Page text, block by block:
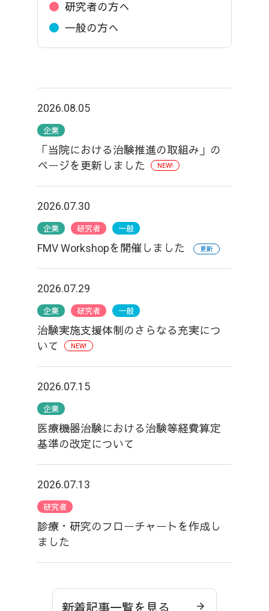
研究者の方へ
一般の方へ
2026.08.05
企業
「当院における治験推進の取組み」の
ページを更新しました
NEW!
2026.07.30
企業 研究者 一般
FMV Workshopを開催しました 更新
2026.07.29
企業 研究者 一般
治験実施支援体制のさらなる充実につ
いて
NEW!
2026.07.15
企業
医療機器治験における治験等経費算定
基準の改定について
2026.07.13
研究者
診療・研究のフローチャートを作成し
ました
新着記事一覧を見る